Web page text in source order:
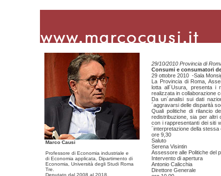
Marco Causi
Professore di Economia industriale e
di Economia applicata, Dipartimento di
Economia, Università degli Studi Roma
Tre.
Deputato dal 2008 al 2018.
29/10/2010 Provincia di
Consumi e consumatori
29 ottobre 2010 -Sala
La Provincia di Roma,
lotta all´Usura, presenta i
realizzata in collaborazione
Da un´analisi sui dati
´aggravarsi delle disparità
Quali politiche di rilancio
redistribuzione, sia per altri
con i rappresentanti dei siti
´interpretazione della
ore 9,30
Saluto
Serena Visintin
Assessore alle Politiche del
Intervento di apertura
Antonio Calicchia
Direttore Generale